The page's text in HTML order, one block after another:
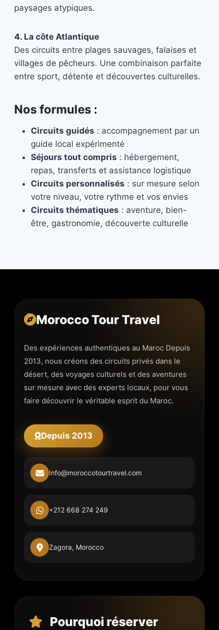
paysages atypiques.
4. La côte Atlantique
Des circuits entre plages sauvages, falaises et
villages de pêcheurs. Une combinaison parfaite
entre sport, détente et découvertes culturelles.
Nos formules :
Circuits guidés : accompagnement par un
guide local expérimenté
Séjours tout compris : hébergement,
repas, transferts et assistance logistique
Circuits personnalisés : sur mesure selon
votre niveau, votre rythme et vos envies
Circuits thématiques : aventure, bien-
être, gastronomie, découverte culturelle
Morocco Tour Travel
Des expériences authentiques au Maroc Depuis
2013, nous créons des circuits privés dans le
désert, des voyages culturels et des aventures
sur mesure avec des experts locaux, pour vous
faire découvrir le véritable esprit du Maroc.
Depuis 2013
Info@moroccotourtravel.com
+212 668 274 249
Zagora, Morocco
Pourquoi réserver